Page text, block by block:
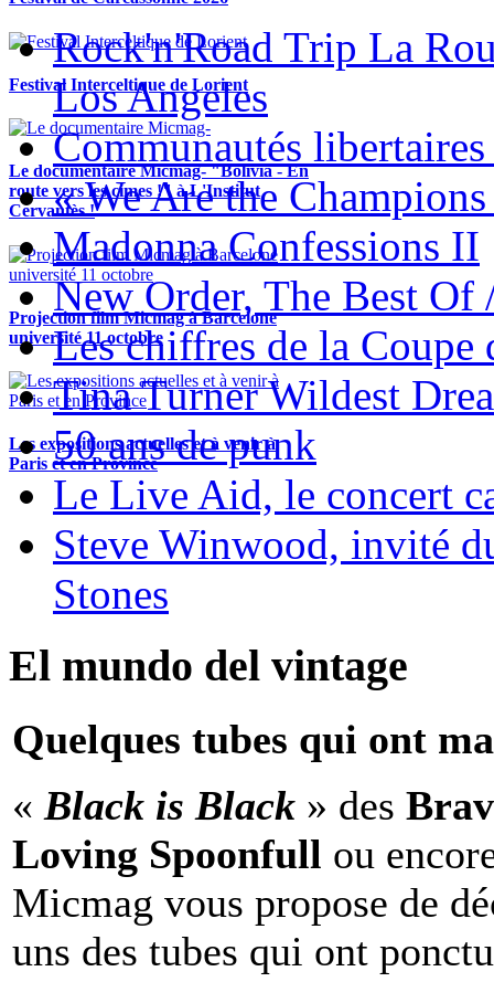
Festival Interceltique de Lorient
Le documentaire Micmag- "Bolivia - En
route vers les cimes !" à L'Institut
Cervantès !
Projection film Micmag à Barcelone
université 11 octobre
Les expositions actuelles et à venir à
Paris et en Province
Rock'n'Road Trip La
Los Angeles
Communautés libertaires
« We Are the
Madonna Confessions II
New Order, The Best Of
Les chiffres de la Coupe
Tina Turner Wildest
50 ans de punk
Le Live Aid, le concert
Steve Winwood, invité
Stones
El mundo del vintage
Quelques tubes qui ont
« Black is Black » des
Loving Spoonfull ou
Micmag vous propose de
uns des tubes qui ont